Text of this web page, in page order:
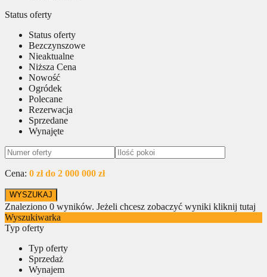
Status oferty
Status oferty
Bezczynszowe
Nieaktualne
Niższa Cena
Nowość
Ogródek
Polecane
Rezerwacja
Sprzedane
Wynajęte
Cena: 0 zł do 2 000 000 zł
Znaleziono 0 wyników. Jeżeli chcesz zobaczyć wyniki kliknij tutaj
Wyszukiwarka
Typ oferty
Typ oferty
Sprzedaż
Wynajem